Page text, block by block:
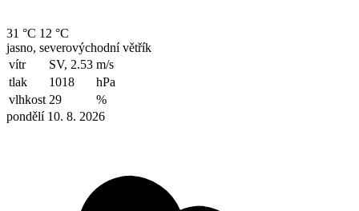
31 °C 12 °C
jasno, severovýchodní větřík
vítr
SV, 2.53 m/s
tlak
1018
hPa
vlhkost 29
%
pondělí 10. 8. 2026